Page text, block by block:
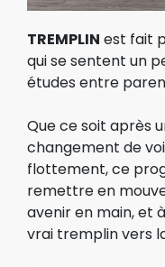
TREMPLIN est fait
qui se sentent un
études entre
Que ce soit après
changement de
flottement, ce
remettre en
avenir en main, et
vrai tremplin vers